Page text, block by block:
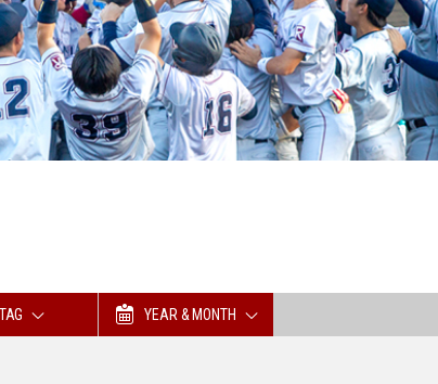
TAG YEAR & MONTH